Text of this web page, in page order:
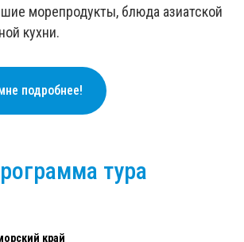
морепродукты, блюда азиатской
кухни.
подробнее!
тура
край